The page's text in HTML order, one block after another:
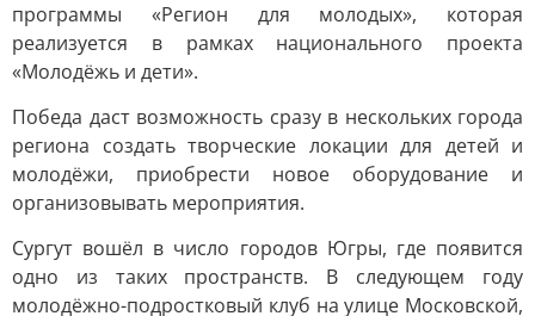
программы «Регион для молодых», которая
реализуется в рамках национального проекта
«Молодёжь и дети».
Победа даст возможность сразу в нескольких города
региона создать творческие локации для детей и
молодёжи, приобрести новое оборудование и
организовывать мероприятия.
Сургут вошёл в число городов Югры, где появится
одно из таких пространств. В следующем году
молодёжно-подростковый клуб на улице Московской,